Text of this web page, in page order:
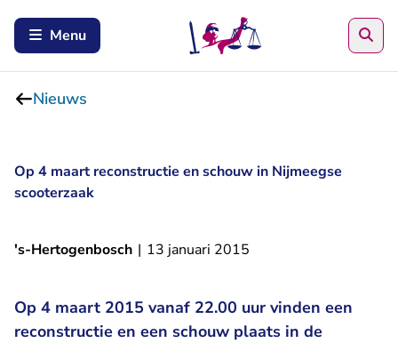
Menu
Nieuws
Op 4 maart reconstructie en schouw in Nijmeegse
scooterzaak
's-Hertogenbosch | 13 januari 2015
Op 4 maart 2015 vanaf 22.00 uur vinden een
reconstructie en een schouw plaats in de